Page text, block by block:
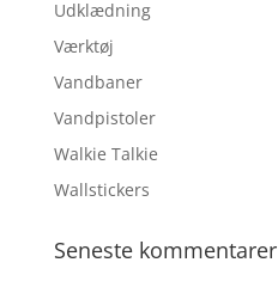
Udklædning
Værktøj
Vandbaner
Vandpistoler
Walkie Talkie
Wallstickers
Seneste kommentarer